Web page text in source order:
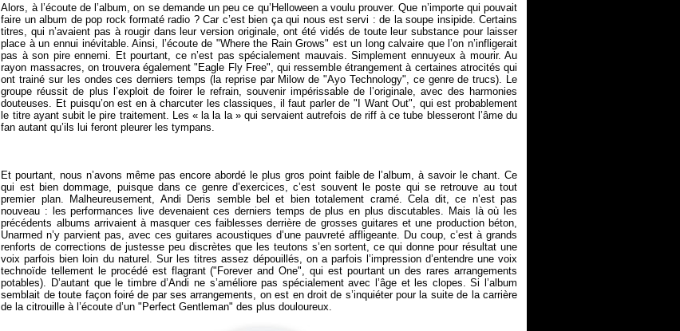
Alors, à l’écoute de l’album, on se demande un peu ce qu’Helloween a voulu prouver. Que n’importe qui pouvait
faire un album de pop rock formaté radio ? Car c’est bien ça qui nous est servi : de la soupe insipide. Certains
titres, qui n’avaient pas à rougir dans leur version originale, ont été vidés de toute leur substance pour laisser
place à un ennui inévitable. Ainsi, l’écoute de "Where the Rain Grows" est un long calvaire que l’on n’infligerait
pas à son pire ennemi. Et pourtant, ce n’est pas spécialement mauvais. Simplement ennuyeux à mourir. Au
rayon massacres, on trouvera également "Eagle Fly Free", qui ressemble étrangement à certaines atrocités qui
ont trainé sur les ondes ces derniers temps (la reprise par Milow de "Ayo Technology", ce genre de trucs). Le
groupe réussit de plus l’exploit de foirer le refrain, souvenir impérissable de l’originale, avec des harmonies
douteuses. Et puisqu’on est en à charcuter les classiques, il faut parler de "I Want Out", qui est probablement
le titre ayant subit le pire traitement. Les « la la la » qui servaient autrefois de riff à ce tube blesseront l’âme du
Et pourtant, nous n’avons même pas encore abordé le plus gros point faible de l’album, à savoir le chant. Ce
qui est bien dommage, puisque dans ce genre d’exercices, c’est souvent le poste qui se retrouve au tout
premier plan. Malheureusement, Andi Deris semble bel et bien totalement cramé. Cela dit, ce n’est pas
nouveau : les performances live devenaient ces derniers temps de plus en plus discutables. Mais là où les
précédents albums arrivaient à masquer ces faiblesses derrière de grosses guitares et une production béton,
Unarmed n’y parvient pas, avec ces guitares acoustiques d’une pauvreté affligeante. Du coup, c’est à grands
renforts de corrections de justesse peu discrètes que les teutons s’en sortent, ce qui donne pour résultat une
voix parfois bien loin du naturel. Sur les titres assez dépouillés, on a parfois l’impression d’entendre une voix
technoïde tellement le procédé est flagrant ("Forever and One", qui est pourtant un des rares arrangements
potables). D’autant que le timbre d’Andi ne s’améliore pas spécialement avec l’âge et les clopes. Si l’album
semblait de toute façon foiré de par ses arrangements, on est en droit de s’inquiéter pour la suite de la carrière